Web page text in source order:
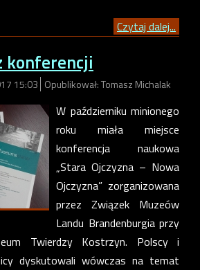
Czytaj dalej...
konferencji
15:03 Opublikował: Tomasz Michalak
W październiku minionego
roku miała miejsce
konferencja naukowa
„Stara Ojczyzna – Nowa
Ojczyzna” zorganizowana
przez Związek Muzeów
Landu Brandenburgia przy
Twierdzy Kostrzyn. Polscy i
dyskutowali wówczas na temat